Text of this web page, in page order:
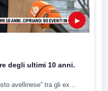
▶
degli ultimi 10 anni.
avellinese” tra gli ex...